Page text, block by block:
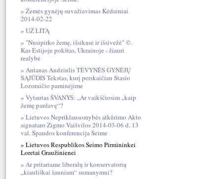
Žemės gynėjų suvažiavimas Kėdainiai
2014-02-22
UŽ LITĄ
"Nusipirko žemę, išsikasė ir išsivežė" ©.
Kas Estijoje pokštas, Ukrainoje - žiauri
realybė
Antanas Andziulis TĖVYNĖS GYNĖJŲ
SĄJŪDIS Tekstas, kurį perskaičiau Stasio
Lozoraičio paminėjime
Vytautas ŠVANYS: „Ar vaikščiosim „kaip
žemę pardavę“?
Lietuvos Nepriklausomybės atkūrimo Akto
signataro Zigmo Vaišvilos 2014-03-06 d. 13
val. Spaudos konferencija Seime
Lietuvos Respublikos Seimo Pirmininkei
Loretai Graužinienei
Ar pritariame liberalų ir konservatorių
„kiauliškai šauniam“ sumanymui?